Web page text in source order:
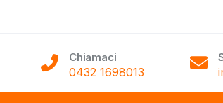
Chiamaci
0432 1698013